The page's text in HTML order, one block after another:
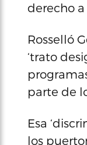
derecho a
Rosselló
‘trato
parte de
Esa
los